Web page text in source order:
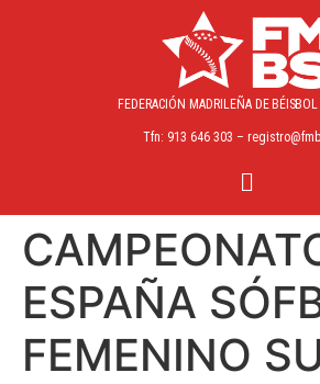
FEDERACIÓN MADRILEÑA DE
Tfn: 913 646 303 –
ESPAÑA
FEMENINO